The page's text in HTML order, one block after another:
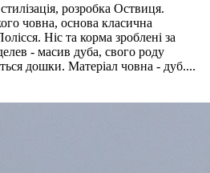
розробка Оствиця.
човна, основа класична
Ніс та корма зроблені за
- масив дуба, свого роду
дошки. Матеріал човна - дуб....